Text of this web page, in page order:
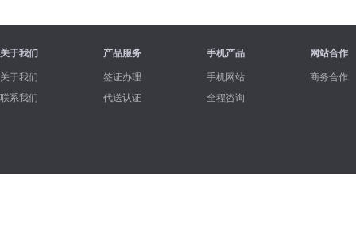
关于我们
关于我们
联系我们
产品服务
签证办理
代送认证
手机产品
手机网站
全程咨询
网站合作
商务合作